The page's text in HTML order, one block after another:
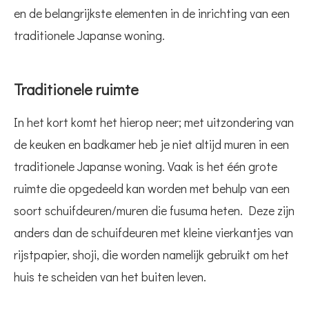
en de belangrijkste elementen in de inrichting van een
traditionele Japanse woning.
Traditionele ruimte
In het kort komt het hierop neer; met uitzondering van
de keuken en badkamer heb je niet altijd muren in een
traditionele Japanse woning. Vaak is het één grote
ruimte die opgedeeld kan worden met behulp van een
soort schuifdeuren/muren die fusuma heten. Deze zijn
anders dan de schuifdeuren met kleine vierkantjes van
rijstpapier, shoji, die worden namelijk gebruikt om het
huis te scheiden van het buiten leven.